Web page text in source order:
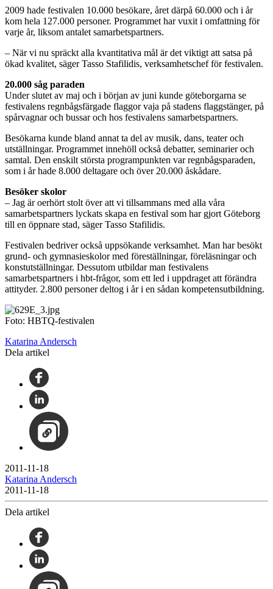
2009 hade festivalen 10.000 besökare, året därpå 60.000 och i år
kom hela 127.000 personer. Programmet har vuxit i omfattning för
varje år, liksom antalet samarbetspartners.
– När vi nu spräckt alla kvantitativa mål är det viktigt att satsa på
ökad kvalitet, säger Tasso Stafilidis, verksamhetschef för festivalen.
20.000 såg paraden
Under slutet av maj och i början av juni kunde göteborgarna se
festivalens regnbågsfärgade flaggor vaja på stadens flaggstänger, på
spårvagnar och bussar och hos festivalens samarbetspartners.
Besökarna kunde bland annat ta del av musik, dans, teater och
utställningar. Programmet innehöll också debatter, seminarier och
samtal. Den enskilt största programpunkten var regnbågsparaden,
som i år hade 8.000 deltagare och över 20.000 åskådare.
Besöker skolor
– Jag är oerhört stolt över att vi tillsammans med alla våra
samarbetspartners lyckats skapa en festival som har gjort Göteborg
till en öppnare stad, säger Tasso Stafilidis.
Festivalen bedriver också uppsökande verksamhet. Man har besökt
grund- och gymnasieskolor med föreställningar, föreläsningar och
konstutställningar. Dessutom utbildar man festivalens
samarbetspartners i hbt-frågor, som ett led i uppdraget att förändra
attityder. 2.800 personer deltog i år i en sådan kompetensutbildning.
Foto: HBTQ-festivalen
Katarina Andersch
Dela artikel
2011-11-18
Katarina Andersch
2011-11-18
Dela artikel